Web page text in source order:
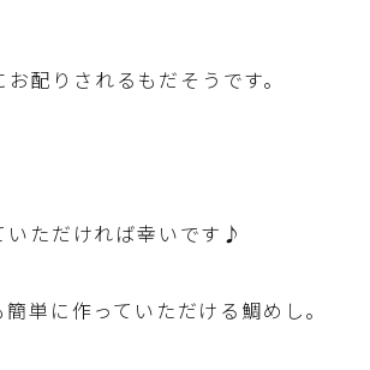
配りされるもだそうです。
いただければ幸いです♪
単に作っていただける鯛めし。